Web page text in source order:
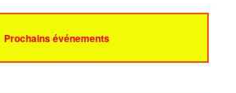
Prochains événements